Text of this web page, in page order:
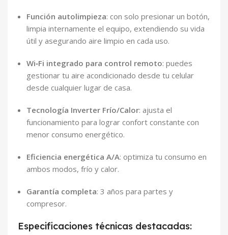
Función autolimpieza: con solo presionar un botón,
limpia internamente el equipo, extendiendo su vida
útil y asegurando aire limpio en cada uso.
Wi‑Fi integrado para control remoto: puedes
gestionar tu aire acondicionado desde tu celular
desde cualquier lugar de casa.
Tecnología Inverter Frío/Calor: ajusta el
funcionamiento para lograr confort constante con
menor consumo energético.
Eficiencia energética A/A: optimiza tu consumo en
ambos modos, frío y calor.
Garantía completa: 3 años para partes y
compresor.
Especificaciones técnicas destacadas: